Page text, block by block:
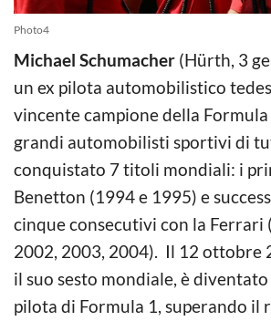
Photo4
Michael Schumacher (Hürth, 3
un ex pilota automobilistico
vincente campione della
grandi automobilisti sportivi di
conquistato 7 titoli mondiali: i
Benetton (1994 e 1995) e
cinque consecutivi con la Ferrari
2002, 2003, 2004). Il 12 ottobre
il suo sesto mondiale, è
pilota di Formula 1, superando il